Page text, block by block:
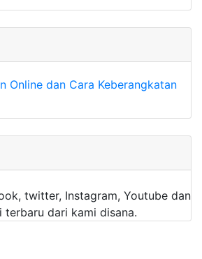
Online dan Cara Keberangkatan
twitter, Instagram, Youtube dan
dari kami disana.